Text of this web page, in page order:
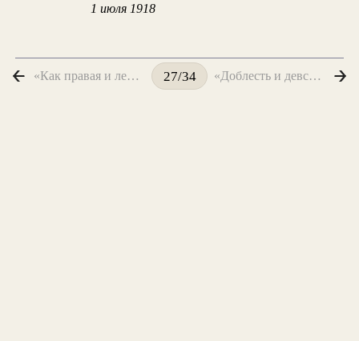
1 июля 1918
«Как правая и левая рука...» 27/34 «Доблесть и девственность! — Сей союз...»